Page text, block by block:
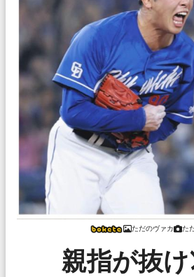
ただのヴァカ た
親指が抜